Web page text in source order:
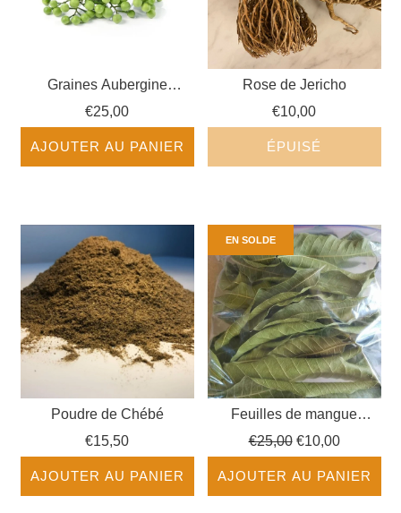
Graines Aubergine
Sauvage séchée - Fruits
Exotiques
€25,00
AJOUTER AU PANIER
Rose de Jericho
€10,00
ÉPUISÉ
Poudre de Chébé
€15,50
AJOUTER AU PANIER
EN SOLDE
Feuilles de mangue
séchées
Prix
€25,00 €10,00
AJOUTER AU PANIER